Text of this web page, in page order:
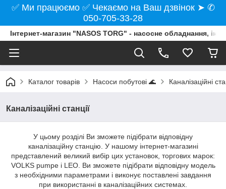
✅ Ми працюємо ✅ Чекаємо на Ваш дзвінок ➤ ✆
050-705-33-28
Інтернет-магазин "NASOS TORG" - насосне обладнання,
Каталог товарів Насоси побутові 🌊 Каналізаційні
Каналізаційні станції
У цьому розділі Ви зможете підібрати відповідну
каналізаційну станцію. У нашому інтернет-магазині
представлений великий вибір цих установок, торгових марок:
VOLKS pumpe і LEO. Ви зможете підібрати відповідну модель
з необхідними параметрами і виконує поставлені завдання
при використанні в каналізаційних системах.